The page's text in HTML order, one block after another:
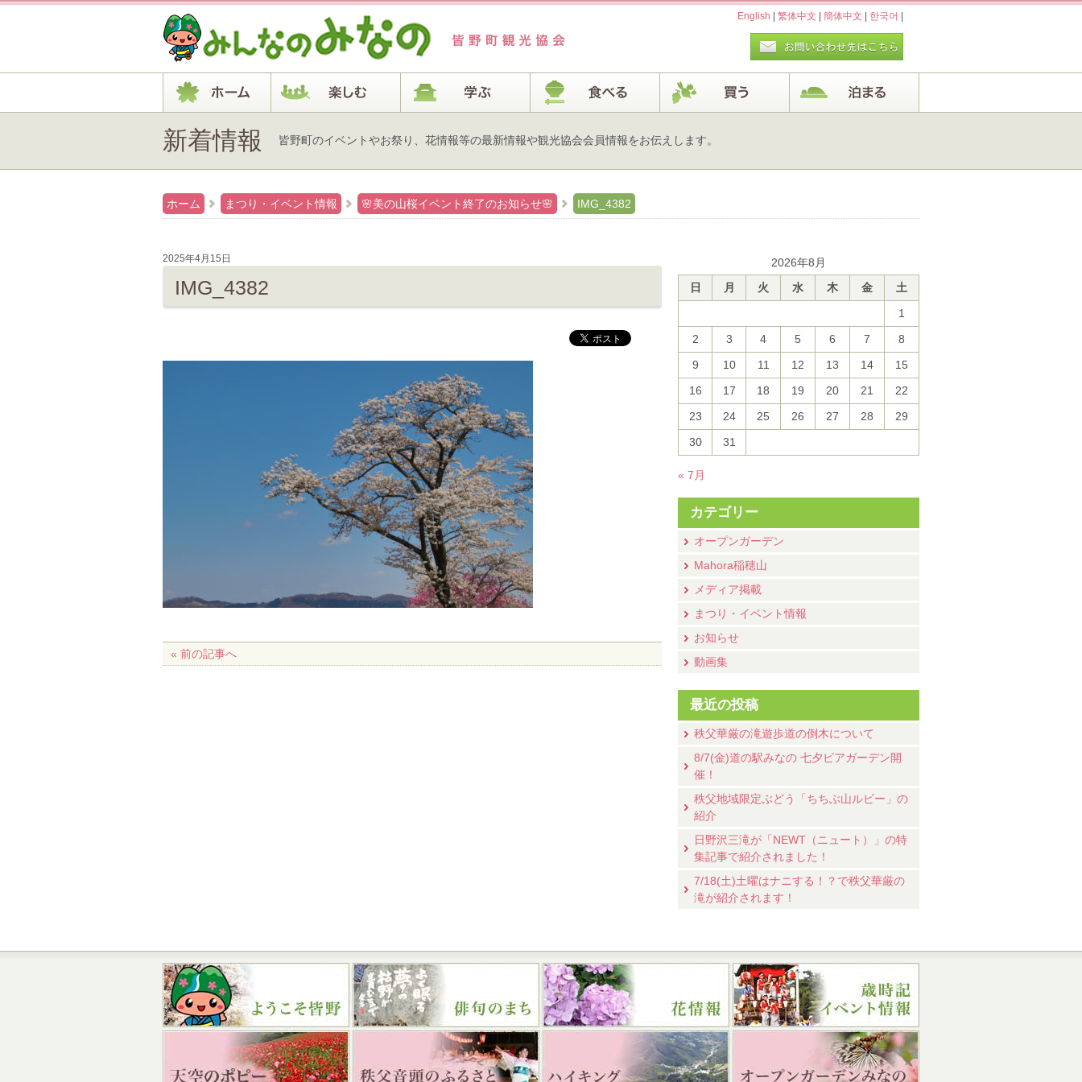
English 繁体中文 簡体中文 한국어
新着情報 皆野町のイベントやお祭り、花情報等の最新情報や観光協会会員情報をお伝えします。
ホーム まつり・イベント情報 🌸美の山桜イベント終了のお知らせ🌸 IMG_4382
2026年8月
日
月 火 水 木 金
土
1
2
3 4 5 6 7
8
9
10 11 12 13 14
15
16
17 18 19 20 21
22
23
24 25 26 27 28
29
30
31
« 7月
カテゴリー
オープンガーデン
Mahora稲穂山
メディア掲載
まつり・イベント情報
お知らせ
動画集
最近の投稿
秩父華厳の滝遊歩道の倒木について
8/7(金)道の駅みなの 七夕ビアガーデン開
催！
秩父地域限定ぶどう「ちちぶ山ルビー」の
紹介
日野沢三滝が「NEWT（ニュート）」の特
集記事で紹介されました！
7/18(土)土曜はナニする！？で秩父華厳の
滝が紹介されます！
2025年4月15日
IMG_4382
« 前の記事へ